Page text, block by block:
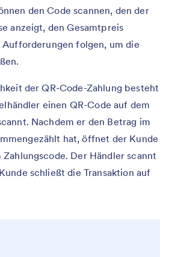
den Code scannen, den der
anzeigt, den Gesamtpreis
folgen, um die
der QR-Code-Zahlung besteht
einen QR-Code auf dem
Nachdem er den Betrag im
hat, öffnet der Kunde
Der Händler scannt
schließt die Transaktion auf